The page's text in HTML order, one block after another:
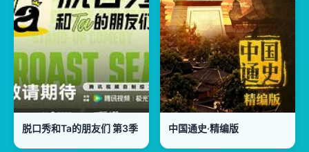
脱口秀和Ta的朋友们 第3季 中国通史·精编版